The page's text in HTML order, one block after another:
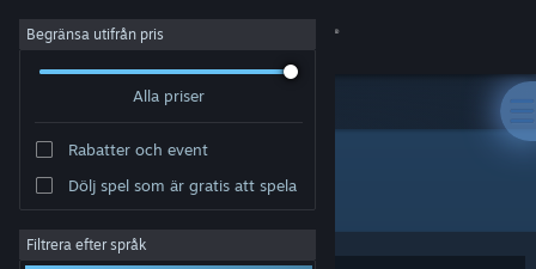
Logga in
Om
Begränsa utifrån pris
Alla priser
Rabatter och event
Dölj spel som är gratis att spela
Filtrera efter språk
Utgivare: Analogue Reverie